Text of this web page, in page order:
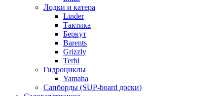
Лодки и катера
Linder
Тактика
Беркут
Barents
Grizzly
Terhi
Гидроциклы
Yamaha
Сапборды (SUP-board доски)